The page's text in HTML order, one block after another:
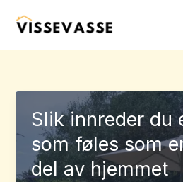
Slik innreder du
som føles som
del av hjemmet